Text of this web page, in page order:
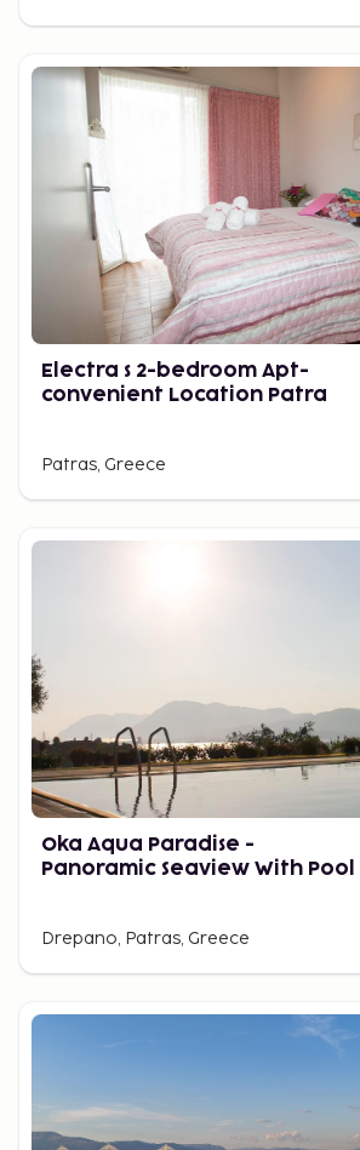
Electra s 2-bedroom Apt-
convenient Location Patra
Patras, Greece
Oka Aqua Paradise -
Panoramic Seaview With Pool
Drepano, Patras, Greece